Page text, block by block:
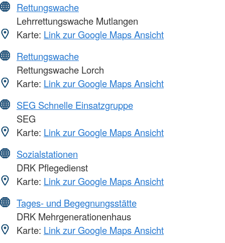
Rettungswache
Lehrrettungswache Mutlangen
Karte: Link zur Google Maps Ansicht
Rettungswache
Rettungswache Lorch
Karte: Link zur Google Maps Ansicht
SEG Schnelle Einsatzgruppe
SEG
Karte: Link zur Google Maps Ansicht
Sozialstationen
DRK Pflegedienst
Karte: Link zur Google Maps Ansicht
Tages- und Begegnungsstätte
DRK Mehrgenerationenhaus
Karte: Link zur Google Maps Ansicht